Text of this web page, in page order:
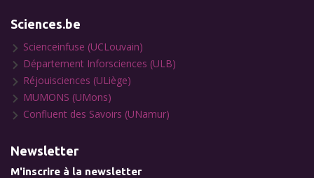
Sciences.be
Scienceinfuse (UCLouvain)
Département Inforsciences (ULB)
Réjouisciences (ULiège)
MUMONS (UMons)
Confluent des Savoirs (UNamur)
Newsletter
M'inscrire à la newsletter